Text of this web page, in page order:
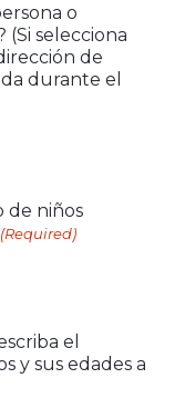
o
selecciona
de
durante el
de niños
(Required)
el
y sus edades a